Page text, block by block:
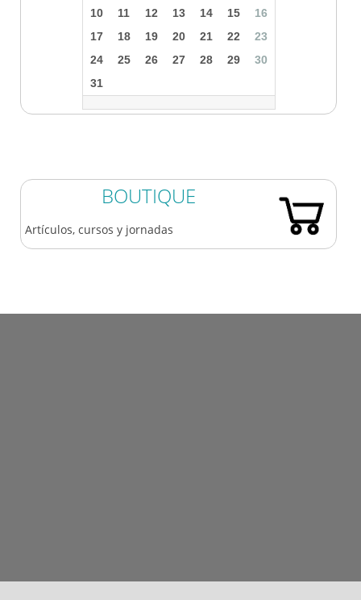
10 11 12 13 14 15
16
17
18 19 20 21 22
23
24
25 26 27 28 29
30
31
BOUTIQUE
Artículos, cursos y jornadas